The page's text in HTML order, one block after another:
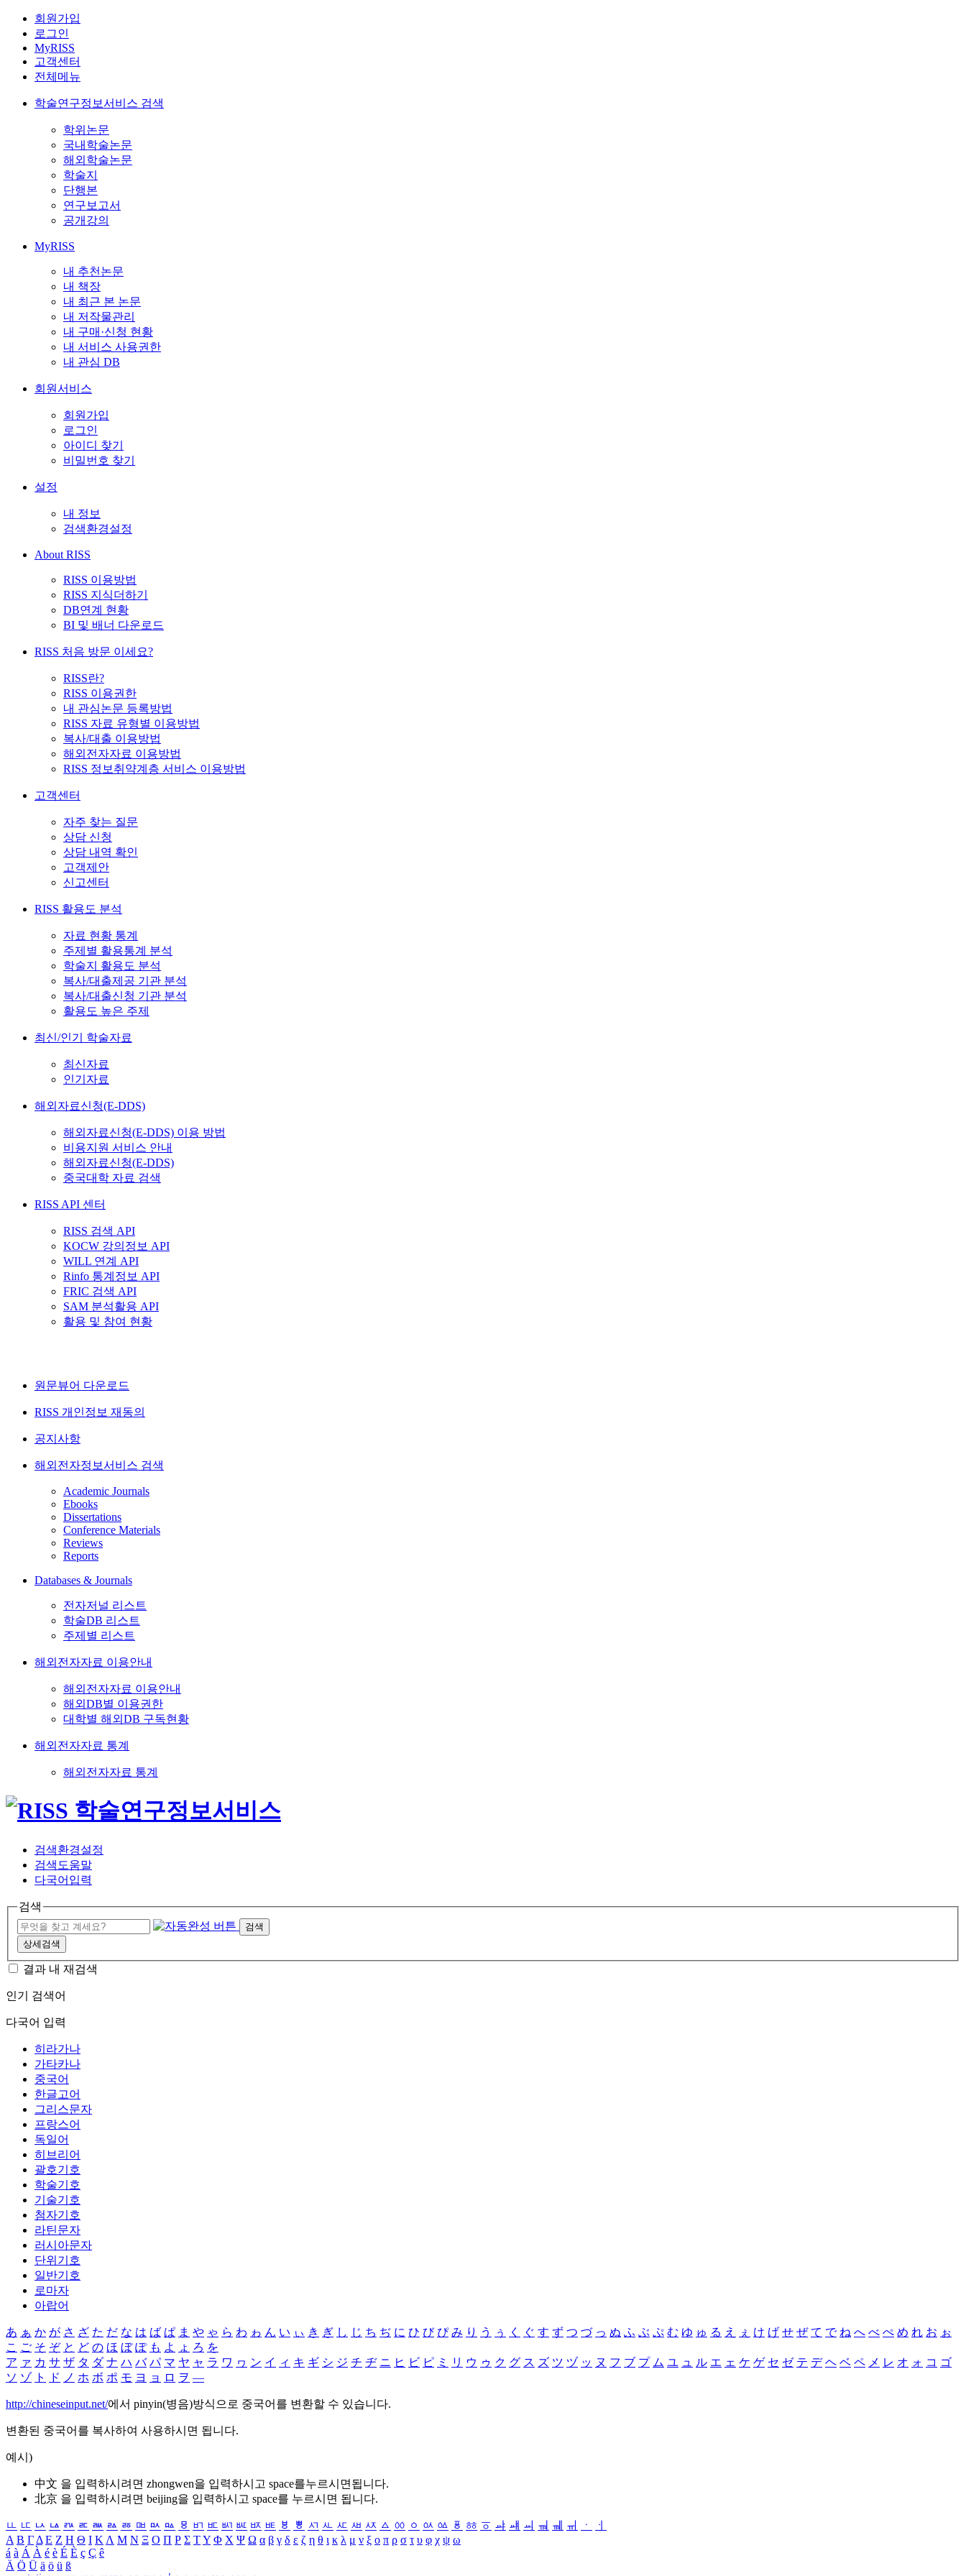
회원가입
로그인
MyRISS
고객센터
전체메뉴
학술연구정보서비스 검색
학위논문
국내학술논문
해외학술논문
학술지
단행본
연구보고서
공개강의
MyRISS
내 추천논문
내 책장
내 최근 본 논문
내 저작물관리
내 구매·신청 현황
내 서비스 사용권한
내 관심 DB
회원서비스
회원가입
로그인
아이디 찾기
비밀번호 찾기
설정
내 정보
검색환경설정
About RISS
RISS 이용방법
RISS 지식더하기
DB연계 현황
BI 및 배너 다운로드
RISS 처음 방문 이세요?
RISS란?
RISS 이용권한
내 관심논문 등록방법
RISS 자료 유형별 이용방법
복사/대출 이용방법
해외전자자료 이용방법
RISS 정보취약계층 서비스 이용방법
고객센터
자주 찾는 질문
상담 신청
상담 내역 확인
고객제안
신고센터
RISS 활용도 분석
자료 현황 통계
주제별 활용통계 분석
학술지 활용도 분석
복사/대출제공 기관 분석
복사/대출신청 기관 분석
활용도 높은 주제
최신/인기 학술자료
최신자료
인기자료
해외자료신청(E-DDS)
해외자료신청(E-DDS) 이용 방법
비용지원 서비스 안내
해외자료신청(E-DDS)
중국대학 자료 검색
RISS API 센터
RISS 검색 API
KOCW 강의정보 API
WILL 연계 API
Rinfo 통계정보 API
FRIC 검색 API
SAM 분석활용 API
활용 및 참여 현황
원문뷰어 다운로드
RISS 개인정보 재동의
공지사항
해외전자정보서비스 검색
Academic Journals
Ebooks
Dissertations
Conference Materials
Reviews
Reports
Databases & Journals
전자저널 리스트
학술DB 리스트
주제별 리스트
해외전자자료 이용안내
해외전자자료 이용안내
해외DB별 이용권한
대학별 해외DB 구독현황
해외전자자료 통계
해외전자자료 통계
검색환경설정
검색도움말
다국어입력
검색
검색
상세검색
결과 내 재검색
인기 검색어
다국어 입력
히라가나
가타카나
중국어
한글고어
그리스문자
프랑스어
독일어
히브리어
괄호기호
학술기호
기술기호
첨자기호
라틴문자
러시아문자
단위기호
일반기호
로마자
아랍어
あ ぁ か が さ ざ た だ な は ば ぱ ま や ゃ ら わ ゎ ん い ぃ き ぎ し じ ち ぢ に ひ び ぴ み り う ぅ く ぐ す ず つ づ っ ぬ ふ ぶ ぷ む ゆ ゅ る え ぇ け げ せ ぜ て で ね へ べ ぺ め れ お ぉ
こ ご そ ぞ と ど の ほ ぼ ぽ も よ ょ ろ を
ア ァ カ サ ザ タ ダ ナ ハ バ パ マ ヤ ャ ラ ワ ヮ ン イ ィ キ ギ シ ジ チ ヂ ニ ヒ ビ ピ ミ リ ウ ゥ ク グ ス ズ ツ ヅ ッ ヌ フ ブ プ ム ユ ュ ル エ ェ ケ ゲ セ ゼ テ デ ヘ ベ ペ メ レ オ ォ コ ゴ
ソ ゾ ト ド ノ ホ ボ ポ モ ヨ ョ ロ ヲ ―
http://chineseinput.net/에서 pinyin(병음)방식으로 중국어를 변환할 수 있습니다.
변환된 중국어를 복사하여 사용하시면 됩니다.
예시)
中文 을 입력하시려면 zhongwen을 입력하시고 space를누르시면됩니다.
北京 을 입력하시려면 beijing을 입력하시고 space를 누르시면 됩니다.
ㅥ ㅦ ㅧ ㅨ ㅩ ㅪ ㅫ ㅬ ㅭ ㅮ ㅯ ㅰ ㅱ ㅲ ㅳ ㅴ ㅵ ㅶ ㅷ ㅸ ㅹ ㅺ ㅻ ㅼ ㅽ ㅾ ㅿ ㆀ ㆁ ㆂ ㆃ ㆄ ㆅ ㆆ ㆇ ㆈ ㆉ ㆊ ㆋ ㆌ ㆍ
ㆎ
Α Β ΓΔ Ε Ζ Η Θ Ι ΚΛ Μ Ν Ξ Ο Π Ρ Σ ΤΥ Φ Χ Ψ Ω α β γ δ ε ζ η θ ι κ λ μ ν ξ ο π ρ σ τ υ φ χ ψ ω
á à Á À é è É È ç Ç ê
Ä Ö Ü ä ö ü ß